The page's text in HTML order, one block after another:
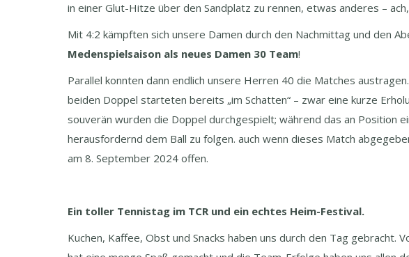
in einer Glut-Hitze über den Sandplatz zu rennen, etwas anderes –
Mit 4:2 kämpften sich unsere Damen durch den Nachmittag und den
Medenspielsaison als neues Damen 30 Team!
Parallel konnten dann endlich unsere Herren 40 die Matches
beiden Doppel starteten bereits „im Schatten“ – zwar eine kurze
souverän wurden die Doppel durchgespielt; während das an
herausfordernd dem Ball zu folgen. auch wenn dieses Match
am 8. September 2024 offen.
Ein toller Tennistag im TCR und ein echtes Heim-Festival.
Kuchen, Kaffee, Obst und Snacks haben uns durch den Tag